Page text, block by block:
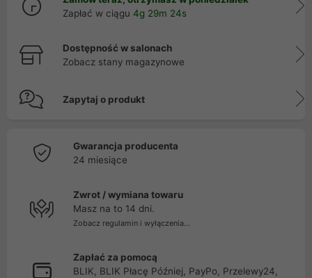
Zapłać w ciągu 4g 29m 23s
Dostępność w salonach
Zobacz stany magazynowe
Zapytaj o produkt
Gwarancja producenta
24 miesiące
Zwrot / wymiana towaru
Masz na to 14 dni.
Zobacz regulamin i wyłączenia...
Zapłać za pomocą
BLIK, BLIK Płacę Później, PayPo, Przelewy24,